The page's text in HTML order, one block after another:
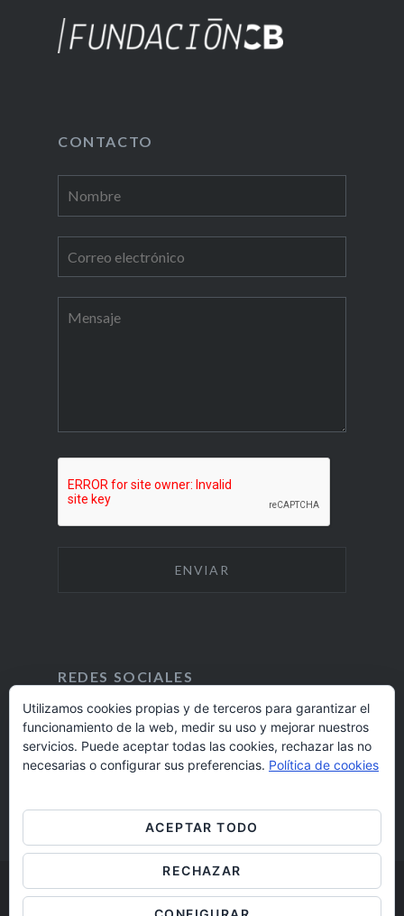
CONTACTO
REDES SOCIALES
I
N
S
A
R
M
F
A
C
B
O
924 17 16 20
Barrio Alto Badajoz © 2019
Utilizamos cookies propias y de terceros para garantizar el
funcionamiento de la web, medir su uso y mejorar nuestros
servicios. Puede aceptar todas las cookies, rechazar las no
necesarias o configurar sus preferencias. Política de cookies
ACEPTAR TODO
RECHAZAR